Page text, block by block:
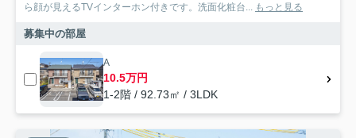
ら顔が見えるTVインターホン付きです。洗面化粧台... もっと見る
募集中の部屋
A
10.5万円
1-2階 / 92.73㎡ / 3LDK